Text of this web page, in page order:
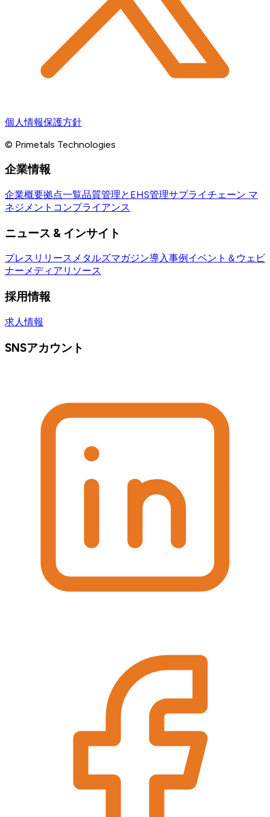
個人情報保護方針
© Primetals Technologies
企業情報
企業概要拠点一覧品質管理とEHS管理サプライチェーン マ
ネジメント コンプライアンス
ニュース & インサイト
プレスリリース メタルズマガジン導入事例 イベント＆ウェビ
ナーメディアリソース
採用情報
求人情報
SNSアカウント